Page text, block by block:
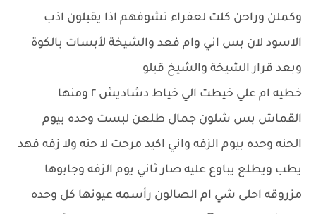
وكملن وراحن كلت لعفراء تشوفهم اذا يقبلون اذب
الاسود لان بس اني وام فعد والشيخة لأبسات بالكوة
وبعد قرار الشيخة والشيخ قبلو
خطيه ام علي خيطت الي خياط دشاديش ٢ ومنها
القماش بس شلون جمال طلعن لبست وحده بيوم
الحنه وحده بيوم الزفه واني اكيد مرحت لا حنه ولا زفه فهد
يطب ويطلع يباوع عليه صار ثاني يوم الزفه وجابوها
مزروقه احلى شي ام الصالون رأسمه عيونها كل وحده